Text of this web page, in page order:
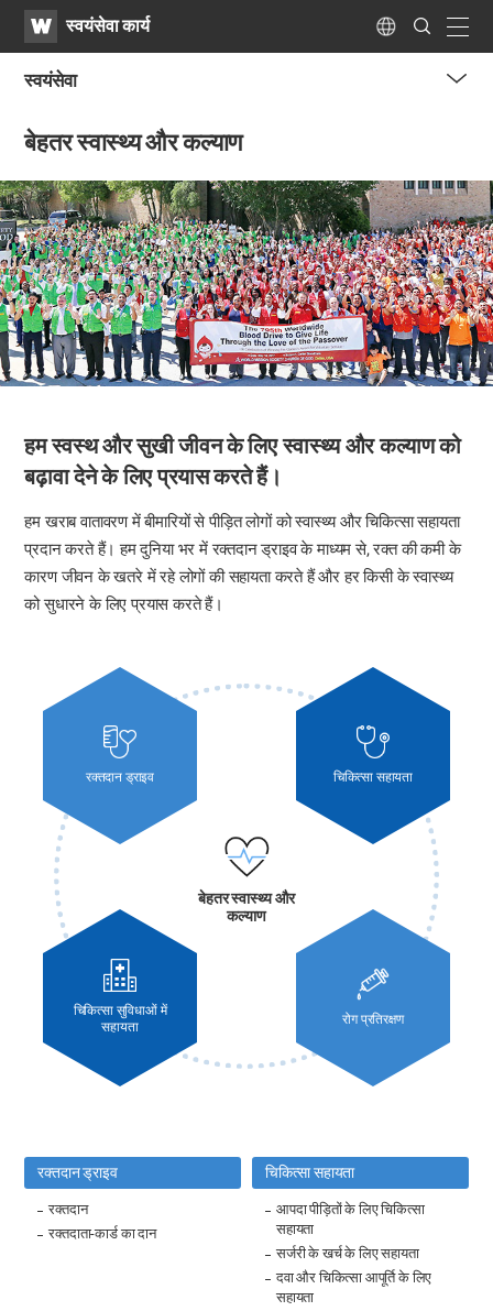
WATVस्वयंसेवा कार्य Language
Search
Submit
स्वयंसेवा
बेहतर स्वास्थ्य और कल्याण
हम स्वस्थ और सुखी जीवन के लिएस्वास्थ्य और कल्याण को
बढ़ावा देने के लिए प्रयास करते हैं।
हम खराब वातावरण में बीमारियों से पीड़ित लोगों को स्वास्थ्य और चिकित्सा सहायता
प्रदान करते हैं। हम दुनिया भर में रक्तदान ड्राइव के माध्यम से, रक्त की कमी के
कारण जीवन के खतरे में रहे लोगों की सहायता करते हैं और हर किसी के स्वास्थ्य
को सुधारने के लिए प्रयास करते हैं।
रक्तदान ड्राइव चिकित्सा सहायता
बेहतर स्वास्थ्य और
कल्याण
चिकित्सा सुविधाओं में
सहायता
रोग प्रतिरक्षण
रक्तदान ड्राइव
रक्तदान
रक्तदाता-कार्ड का दान
चिकित्सा सहायता
आपदा पीड़ितों के लिए चिकित्सा
सहायता
सर्जरी के खर्च के लिए सहायता
दवा और चिकित्सा आपूर्ति के लिए
सहायता